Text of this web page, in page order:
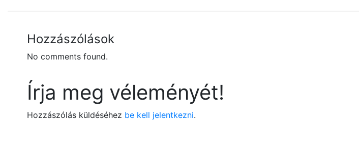
Hozzászólások
No comments found.
Írja meg véleményét!
Hozzászólás küldéséhez be kell jelentkezni.